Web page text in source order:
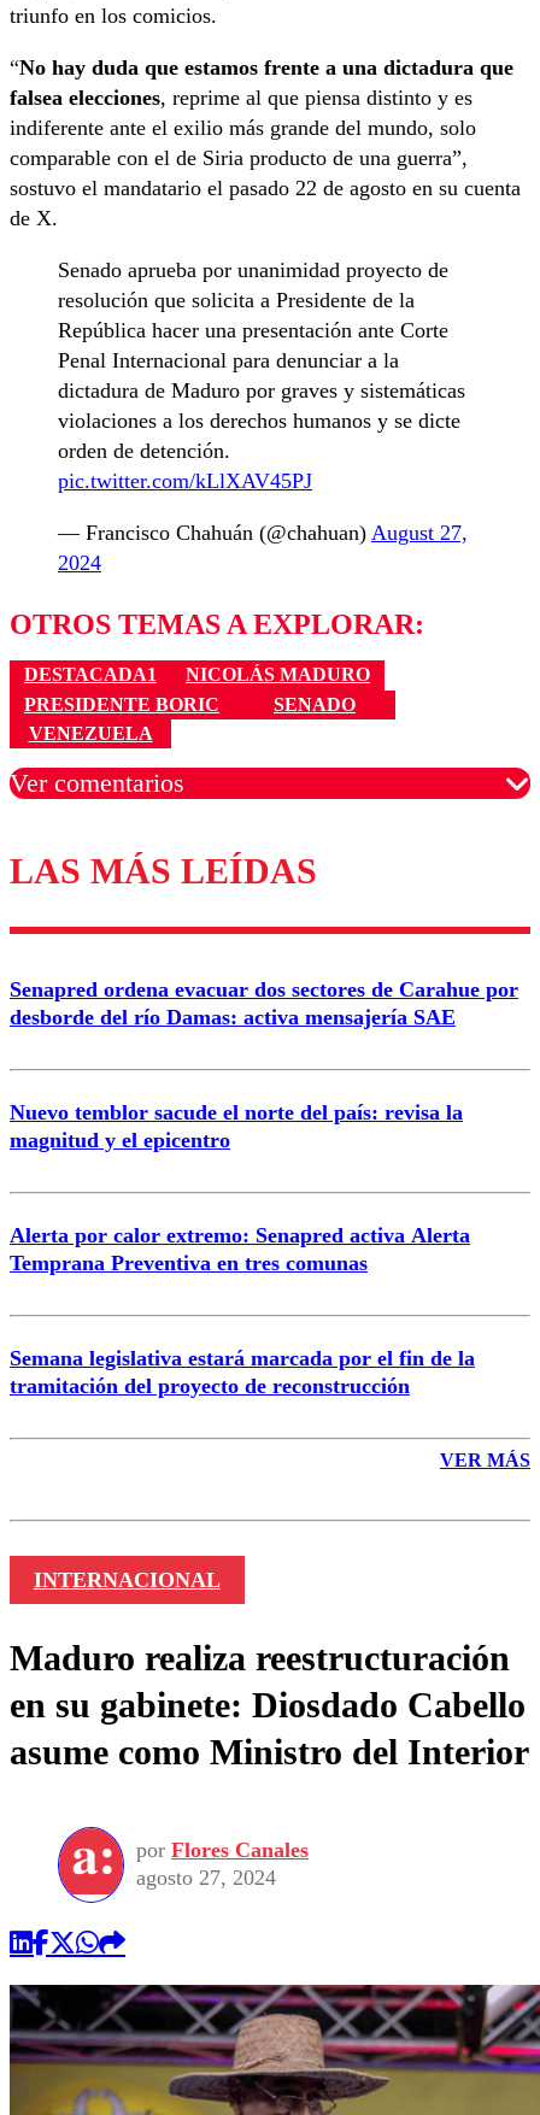
triunfo en los comicios.
“No hay duda que estamos frente a una dictadura que
falsea elecciones, reprime al que piensa distinto y es
indiferente ante el exilio más grande del mundo, solo
comparable con el de Siria producto de una guerra”,
sostuvo el mandatario el pasado 22 de agosto en su cuenta
de X.
Senado aprueba por unanimidad proyecto de
resolución que solicita a Presidente de la
República hacer una presentación ante Corte
Penal Internacional para denunciar a la
dictadura de Maduro por graves y sistemáticas
violaciones a los derechos humanos y se dicte
orden de detención.
pic.twitter.com/kLlXAV45PJ
— Francisco Chahuán (@chahuan) August 27,
2024
OTROS TEMAS A EXPLORAR:
DESTACADA1
NICOLÁS MADURO
PRESIDENTE BORIC
SENADO
VENEZUELA
Ver comentarios
Los comentarios son moderados para garantizar un
diálogo respetuoso.
Correo
LAS MÁS LEÍDAS
Senapred ordena evacuar dos sectores de Carahue por
desborde del río Damas: activa mensajería SAE
Nuevo temblor sacude el norte del país: revisa la
magnitud y el epicentro
Alerta por calor extremo: Senapred activa Alerta
Temprana Preventiva en tres comunas
Semana legislativa estará marcada por el fin de la
tramitación del proyecto de reconstrucción
VER MÁS
INTERNACIONAL
Maduro realiza reestructuración
en su gabinete: Diosdado Cabello
asume como Ministro del Interior
por Flores Canales
agosto 27, 2024